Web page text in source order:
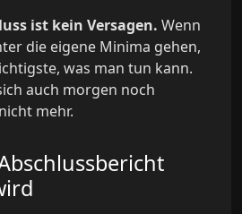
ist kein Versagen. Wenn
die eigene Minima gehen,
was man tun kann.
auch morgen noch
mehr.